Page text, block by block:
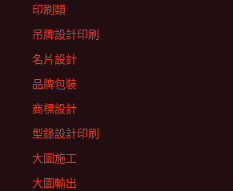
印刷類
吊牌設計印刷
名片設計
品牌包裝
商標設計
型錄設計印刷
大圖施工
大圖輸出